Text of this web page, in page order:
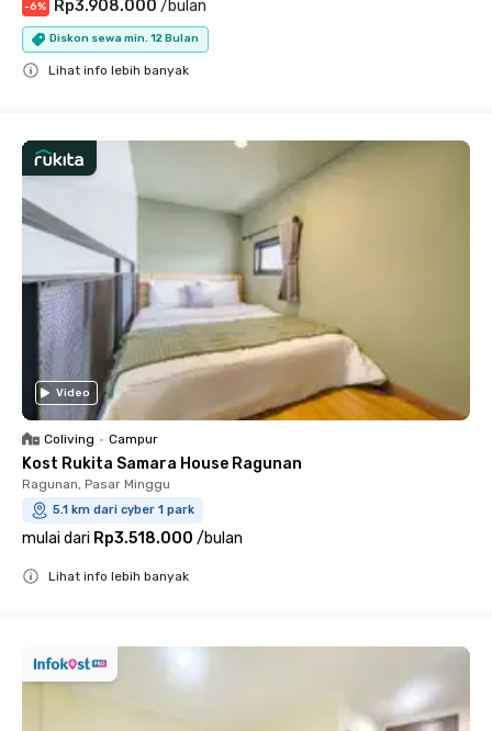
-6% Rp3.908.000 /bulan
Diskon sewa min. 12 Bulan
Lihat info lebih banyak
Video
Coliving • Campur
Kost Rukita Samara House Ragunan
Ragunan, Pasar Minggu
5.1 km dari cyber 1 park
mulai dari Rp3.518.000 /bulan
Lihat info lebih banyak